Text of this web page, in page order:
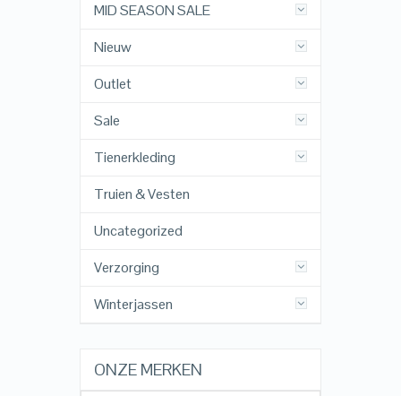
MID SEASON SALE
Nieuw
Outlet
Sale
Tienerkleding
Truien & Vesten
Uncategorized
Verzorging
Winterjassen
ONZE MERKEN